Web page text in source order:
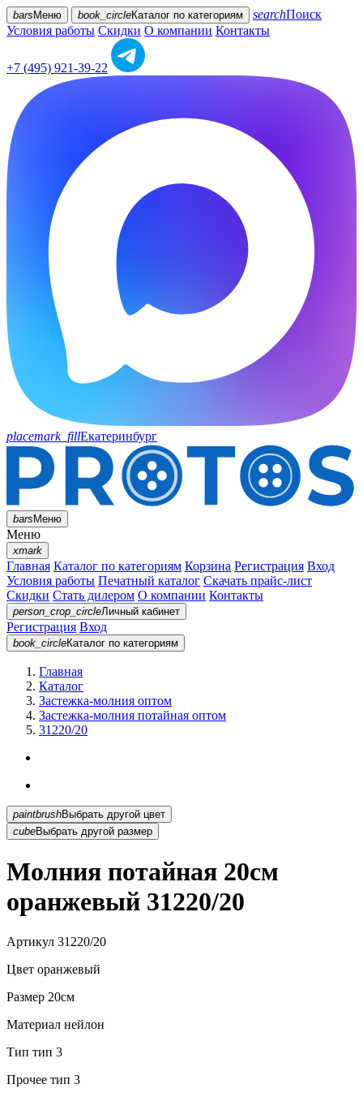
bars Меню book_circleКаталог по категориям searchПоиск
Условия работы Скидки О компании Контакты
+7 (495) 921-39-22
placemark_fillЕкатеринбург
barsМеню
Меню
xmark
Главная Каталог по категориям Корзина Регистрация Вход
Условия работы Печатный каталог Скачать прайс-лист
Скидки Стать дилером О компании Контакты
person_crop_circleЛичный кабинет
Регистрация Вход
book_circleКаталог по категориям
Главная
Каталог
Застежка-молния оптом
Застежка-молния потайная оптом
31220/20
paintbrush
Выбрать другой цвет
cubeВыбрать другой размер
Молния потайная 20см
оранжевый 31220/20
Артикул 31220/20
Цвет оранжевый
Размер 20см
Материал нейлон
Тип тип 3
Прочее тип 3